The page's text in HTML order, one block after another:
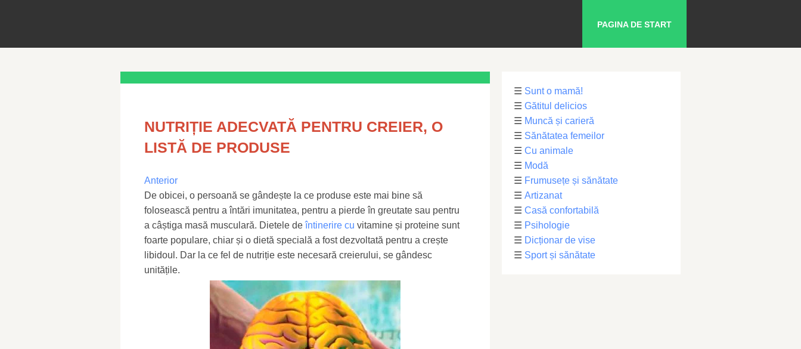
PAGINA DE START
NUTRIȚIE ADECVATĂ PENTRU CREIER, O
LISTĂ DE PRODUSE
Anterior
De obicei, o persoană se gândește la ce produse este mai bine să
folosească pentru a întări imunitatea, pentru a pierde în greutate sau pentru
a câștiga masă musculară. Dietele deîntinerire cu vitamine și proteine ​​sunt
foarte populare, chiar și o dietă specială a fost dezvoltată pentru a crește
libidoul. Dar la ce fel de nutriție este necesară creierului, se gândesc
unitățile.
☰ Sunt o mamă!
☰ Gătitul delicios
☰ Muncă și carieră
☰ Sănătatea femeilor
☰ Cu animale
☰ Modă
☰ Frumusețe și sănătate
☰ Artizanat
☰ Casă confortabilă
☰ Psihologie
☰ Dicționar de vise
☰ Sport și sănătate